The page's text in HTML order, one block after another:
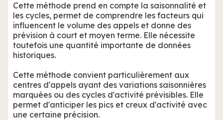
Cette méthode prend en compte la saisonnalité et
les cycles, permet de comprendre les facteurs qui
influencent le volume des appels et donne des
prévision à court et moyen terme. Elle nécessite
toutefois une quantité importante de données
historiques.
Cette méthode convient particulièrement aux
centres d'appels ayant des variations saisonnières
marquées ou des cycles d'activité prévisibles. Elle
permet d'anticiper les pics et creux d'activité avec
une certaine précision.